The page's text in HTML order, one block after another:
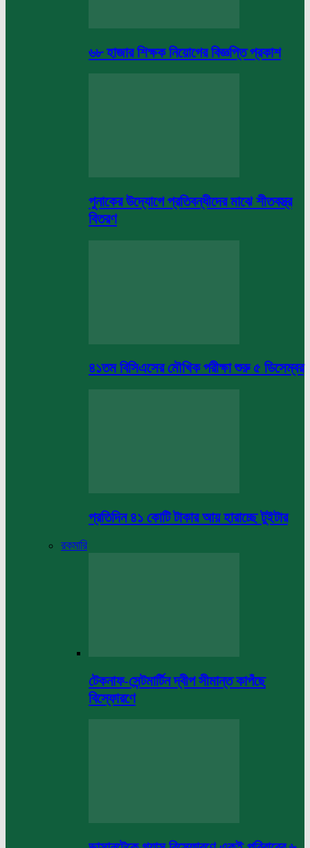
৬৮ হাজার শিক্ষক নিয়োগের বিজ্ঞপ্তি প্রকাশ
পুনাকের উদ্যোগে প্রতিবন্ধীদের মাঝে শীতবস্ত্র
বিতরণ
৪১তম বিসিএসের মৌখিক পরীক্ষা শুরু ৫ ডিসেম্বর
প্রতিদিন ৪১ কোটি টাকার আয় হারাচ্ছে টুইটার
রকমারি
টেকনাফ-সেন্টমার্টিন দ্বীপ সীমান্ত কাপঁছে
বিস্ফোরণে